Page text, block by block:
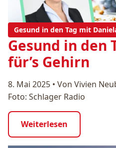
Gesund in den Tag mit
Gesund in den
für’s Gehirn
8. Mai 2025 • Von Vivien
Foto: Schlager Radio
Weiterlesen